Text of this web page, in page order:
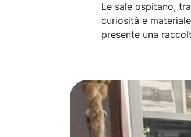
Le sale ospitano,
curiosità e
presente una